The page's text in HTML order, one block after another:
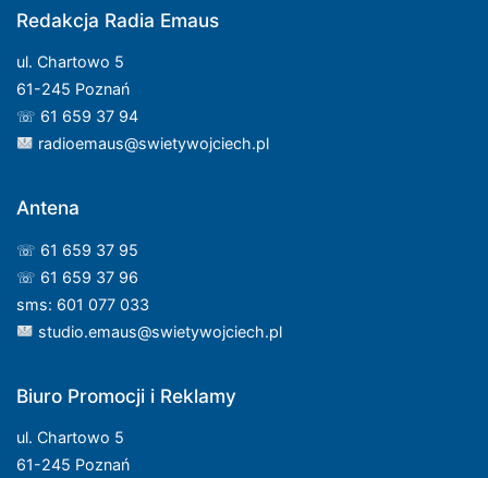
Redakcja Radia Emaus
ul. Chartowo 5
61-245 Poznań
☏ 61 659 37 94
radioemaus@swietywojciech.pl
Antena
☏ 61 659 37 95
☏ 61 659 37 96
sms: 601 077 033
studio.emaus@swietywojciech.pl
Biuro Promocji i Reklamy
ul. Chartowo 5
61-245 Poznań